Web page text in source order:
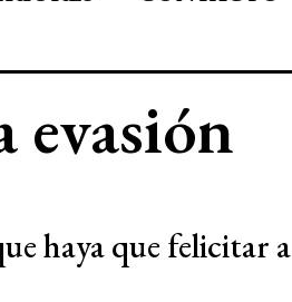
evasión
haya que felicitar a